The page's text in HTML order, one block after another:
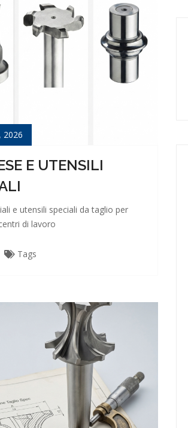
2026
E UTENSILI
e utensili speciali da taglio per
di lavoro
Tags